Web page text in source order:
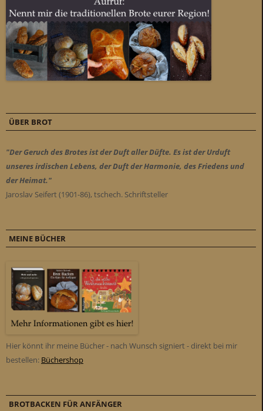
ÜBER BROT
"Der Geruch des Brotes ist der Duft aller Düfte. Es ist der Urduft
unseres irdischen Lebens, der Duft der Harmonie, des Friedens und
der Heimat."
Jaroslav Seifert (1901-86), tschech. Schriftsteller
MEINE BÜCHER
Hier könnt ihr meine Bücher - nach Wunsch signiert - direkt bei mir
bestellen: Büchershop
BROTBACKEN FÜR ANFÄNGER